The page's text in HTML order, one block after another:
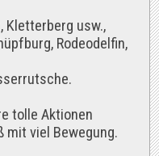
Kletterberg usw.,
Rodeodelfin,
tolle Aktionen
mit viel Bewegung.